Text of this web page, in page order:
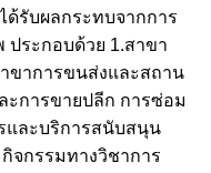
รับผลกระทบจากการ
ประกอบด้วย 1.สาขา
ขาการขนส่งและสถาน
ะการขายปลีก การซ่อม
และบริการสนับสนุน
จกรรมทางวิชาการ